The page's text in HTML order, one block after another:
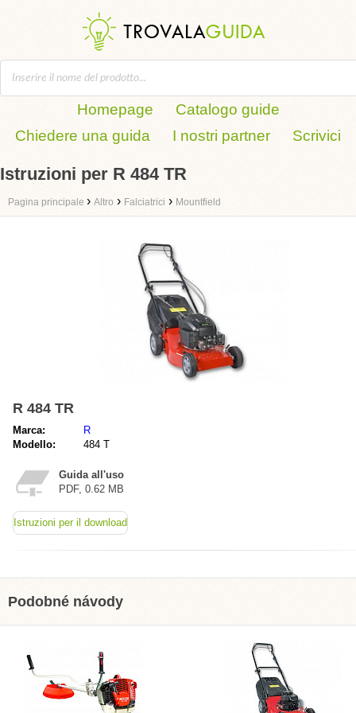
Homepage
Catalogo guide
Chiedere una guida
I nostri partner Scrivici
Istruzioni per R 484 TR
Pagina principale › Altro › Falciatrici › Mountfield
R 484 TR
Marca:
R
Modello:
484 T
Guida all'uso
PDF, 0.62 MB
Istruzioni per il download
Podobné návody